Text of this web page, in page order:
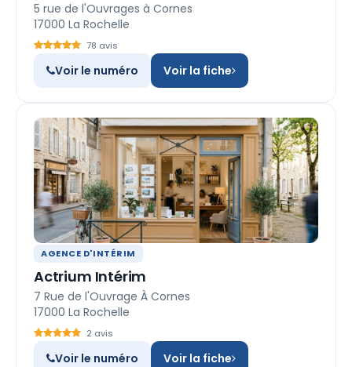
5 rue de l'Ouvrages à Cornes
17000 La Rochelle
78 avis
Voir le numéro Voir la fiche
AGENCE D'INTÉRIM
Actrium Intérim
7 Rue de l'Ouvrage À Cornes
17000 La Rochelle
2 avis
Voir le numéro Voir la fiche